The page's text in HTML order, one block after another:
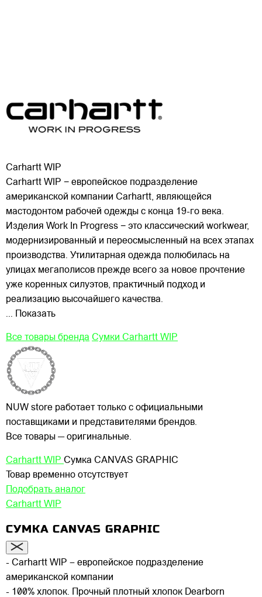
Carhartt WIP
Carhartt WIP − европейское подразделение
американской компании Carhartt, являющейся
мастодонтом рабочей одежды с конца 19-го века.
Изделия Work In Progress − это классический workwear,
модернизированный и переосмысленный на всех этапах
производства. Утилитарная одежда полюбилась на
улицах мегаполисов прежде всего за новое прочтение
уже коренных силуэтов, практичный подход и
реализацию высочайшего качества.
... Показать
Все товары бренда Сумки Carhartt WIP
NUW store работает только с официальными
поставщиками и представителями брендов.
Все товары — оригинальные.
Carhartt WIP Сумка CANVAS GRAPHIC
Товар временно отсутствует
Подобрать аналог
Carhartt WIP
СУМКА CANVAS GRAPHIC
- Carhartt WIP – европейское подразделение
американской компании
- 100% хлопок. Прочный плотный хлопок Dearborn